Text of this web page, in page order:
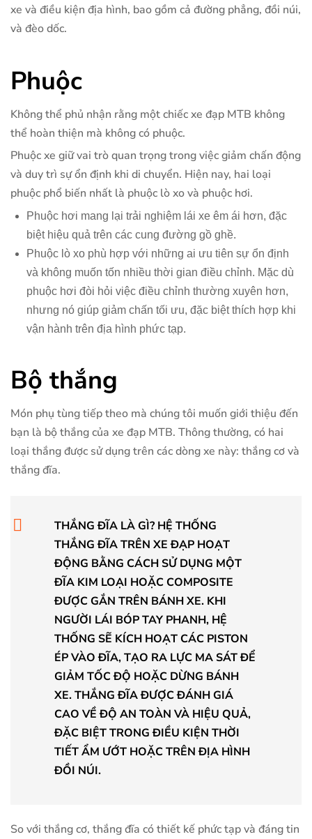
xe và điều kiện địa hình, bao gồm cả đường phẳng, đồi núi,
và đèo dốc.
Phuộc
Không thể phủ nhận rằng một chiếc xe đạp MTB không
thể hoàn thiện mà không có phuộc.
Phuộc xe giữ vai trò quan trọng trong việc giảm chấn động
và duy trì sự ổn định khi di chuyển. Hiện nay, hai loại
phuộc phổ biến nhất là phuộc lò xo và phuộc hơi.
Phuộc hơi mang lại trải nghiệm lái xe êm ái hơn, đặc
biệt hiệu quả trên các cung đường gồ ghề.
Phuộc lò xo phù hợp với những ai ưu tiên sự ổn định
và không muốn tốn nhiều thời gian điều chỉnh. Mặc dù
phuộc hơi đòi hỏi việc điều chỉnh thường xuyên hơn,
nhưng nó giúp giảm chấn tối ưu, đặc biệt thích hợp khi
vận hành trên địa hình phức tạp.
Bộ thắng
Món phụ tùng tiếp theo mà chúng tôi muốn giới thiệu đến
bạn là bộ thắng của xe đạp MTB. Thông thường, có hai
loại thắng được sử dụng trên các dòng xe này: thắng cơ và
thắng đĩa.
THẮNG ĐĨA LÀ GÌ? HỆ THỐNG
THẮNG ĐĨA TRÊN XE ĐẠP HOẠT
ĐỘNG BẰNG CÁCH SỬ DỤNG MỘT
ĐĨA KIM LOẠI HOẶC COMPOSITE
ĐƯỢC GẮN TRÊN BÁNH XE. KHI
NGƯỜI LÁI BÓP TAY PHANH, HỆ
THỐNG SẼ KÍCH HOẠT CÁC PISTON
ÉP VÀO ĐĨA, TẠO RA LỰC MA SÁT ĐỂ
GIẢM TỐC ĐỘ HOẶC DỪNG BÁNH
XE. THẮNG ĐĨA ĐƯỢC ĐÁNH GIÁ
CAO VỀ ĐỘ AN TOÀN VÀ HIỆU QUẢ,
ĐẶC BIỆT TRONG ĐIỀU KIỆN THỜI
TIẾT ẨM ƯỚT HOẶC TRÊN ĐỊA HÌNH
ĐỒI NÚI.
So với thắng cơ, thắng đĩa có thiết kế phức tạp và đáng tin